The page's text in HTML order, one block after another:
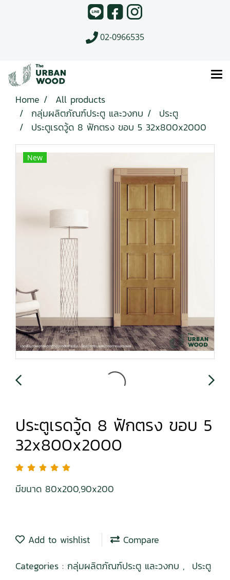
02-0966535
Home
All products
กลุ่มผลิตภัณฑ์ประตู และวงกบ
ประตู
ประตูเรดวู้ด 8 ฟักตรง ขอบ 5 32x800x2000
New
ประตูเรดวู้ด 8 ฟักตรง ขอบ 5
32x800x2000
มีขนาด 80x200,90x200
Add to wishlist
Compare
Categories : กลุ่มผลิตภัณฑ์ประตู และวงกบ , ประตู